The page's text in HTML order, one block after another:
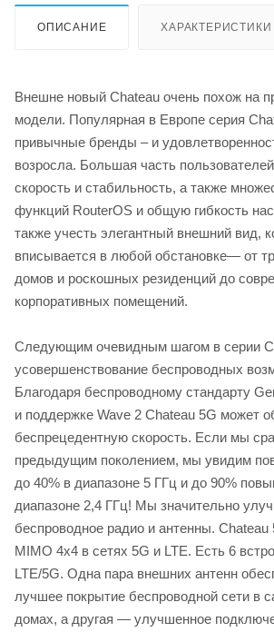
ОПИСАНИЕ ХАРАКТЕРИСТИКИ
Внешне новый Chateau очень похож на
модели. Популярная в Европе серия
привычные бренды – и
возросла. Большая часть
скорость и стабильность, а также
функций RouterOS и общую гибкость
также учесть элегантный внешний вид,
вписывается в любой обстановке— от
домов и роскошных резиденций до
корпоративных помещений.
Следующим очевидным шагом в серии
усовершенствование беспроводных
Благодаря беспроводному стандарту
и поддержке Wave 2 Chateau 5G может
беспрецедентную скорость. Если мы
предыдущим поколением, мы увидим
до 40% в диапазоне 5 ГГц и до 90%
диапазоне 2,4 ГГц! Мы значительно
беспроводное радио и антенны.
MIMO 4x4 в сетях 5G и LTE. Есть 6
LTE/5G. Одна пара внешних антенн
лучшее покрытие беспроводной сети в
домах, а другая — улучшенное